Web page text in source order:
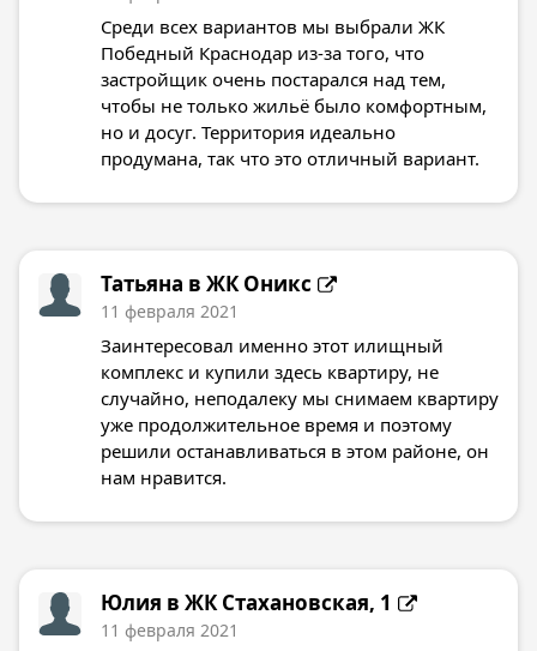
Среди всех вариантов мы выбрали ЖК
Победный Краснодар из-за того, что
застройщик очень постарался над тем,
чтобы не только жильё было комфортным,
но и досуг. Территория идеально
продумана, так что это отличный вариант.
Татьяна в ЖК Оникс
11 февраля 2021
Заинтересовал именно этот илищный
комплекс и купили здесь квартиру, не
случайно, неподалеку мы снимаем квартиру
уже продолжительное время и поэтому
решили останавливаться в этом районе, он
нам нравится.
Юлия в ЖК Стахановская, 1
11 февраля 2021